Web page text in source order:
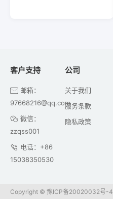
客户支持
邮箱：
97668216@qq.com
微信：
zzqss001
电话：+86
15038350530
公司
关于我们
服务条款
隐私政策
Copyright © 豫ICP备20020032号-4